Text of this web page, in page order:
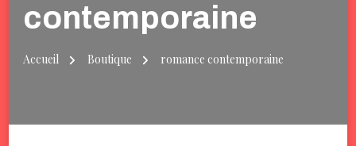
contemporaine
Accueil Boutique romance contemporaine